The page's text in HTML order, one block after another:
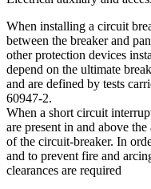
When installing a circuit
between the breaker and
other protection devices
depend on the ultimate
and are defined by tests
60947-2.
When a short circuit
are present in and above the
of the circuit-breaker. In
and to prevent fire and
clearances are required